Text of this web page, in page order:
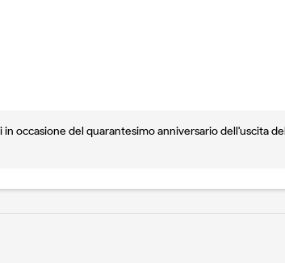
occasione del quarantesimo anniversario dell'uscita